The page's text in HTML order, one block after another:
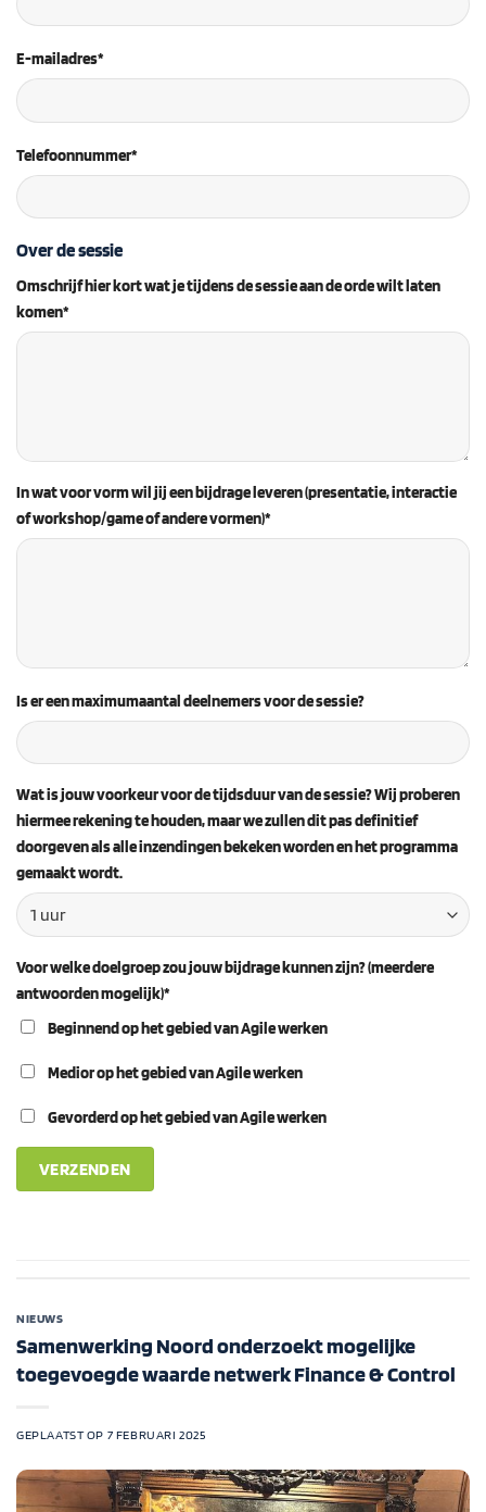
E-mailadres*
Telefoonnummer*
Over de sessie
Omschrijf hier kort wat je tijdens de sessie aan de orde wilt laten
komen*
In wat voor vorm wil jij een bijdrage leveren (presentatie, interactie
of workshop/game of andere vormen)*
Is er een maximumaantal deelnemers voor de sessie?
Wat is jouw voorkeur voor de tijdsduur van de sessie? Wij proberen
hiermee rekening te houden, maar we zullen dit pas definitief
doorgeven als alle inzendingen bekeken worden en het programma
gemaakt wordt.
Voor welke doelgroep zou jouw bijdrage kunnen zijn? (meerdere
antwoorden mogelijk)*
Beginnend op het gebied van Agile werken
Medior op het gebied van Agile werken
Gevorderd op het gebied van Agile werken
NIEUWS
Samenwerking Noord onderzoekt mogelijke
toegevoegde waarde netwerk Finance & Control
GEPLAATST OP 7 FEBRUARI 2025